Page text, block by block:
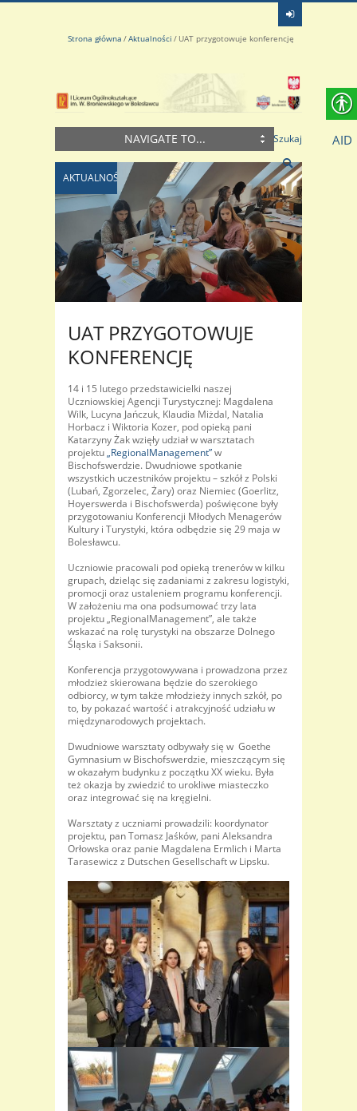
Strona główna Aktualności UAT przygotowuje konferencję
NAVIGATE TO... Szukaj
AKTUALNOŚCI
UAT PRZYGOTOWUJE
KONFERENCJĘ
14 i 15 lutego przedstawicielki naszej
Uczniowskiej Agencji Turystycznej: Magdalena
Wilk, Lucyna Jańczuk, Klaudia Miżdal, Natalia
Horbacz i Wiktoria Kozer, pod opieką pani
Katarzyny Żak wzięły udział w warsztatach
projektu„RegionalManagement”w
Bischofswerdzie. Dwudniowe spotkanie
wszystkich uczestników projektu – szkół z Polski
(Lubań, Zgorzelec, Żary) oraz Niemiec (Goerlitz,
Hoyerswerda i Bischofswerda) poświęcone były
przygotowaniu Konferencji Młodych Menagerów
Kultury i Turystyki, która odbędzie się 29 maja w
Bolesławcu.
Uczniowie pracowali pod opieką trenerów w kilku
grupach, dzieląc się zadaniami z zakresu logistyki,
promocji oraz ustaleniem programu konferencji.
W założeniu ma ona podsumować trzy lata
projektu „RegionalManagement”, ale także
wskazać na rolę turystyki na obszarze Dolnego
Śląska i Saksonii.
Konferencja przygotowywana i prowadzona przez
młodzież skierowana będzie do szerokiego
odbiorcy, w tym także młodzieży innych szkół, po
to, by pokazać wartość i atrakcyjność udziału w
międzynarodowych projektach.
Dwudniowe warsztaty odbywały się w Goethe
Gymnasium w Bischofswerdzie, mieszczącym się
w okazałym budynku z początku XX wieku. Była
też okazja by zwiedzić to urokliwe miasteczko
oraz integrować się na kręgielni.
Warsztaty z uczniami prowadzili: koordynator
projektu, pan Tomasz Jaśków, pani Aleksandra
Orłowska oraz panie Magdalena Ermlich i Marta
Tarasewicz z Dutschen Gesellschaft w Lipsku.
AID